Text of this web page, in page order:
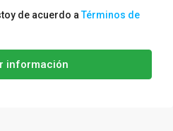
de acuerdo aTérminos de
información